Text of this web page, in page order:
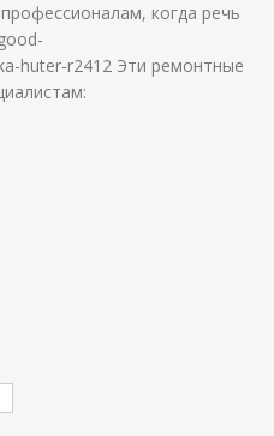
когда речь
huter-r2412 Эти ремонтные